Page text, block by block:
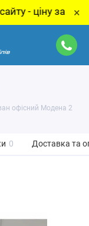
за товар ×
офісний Модена 2
0 Доставка та